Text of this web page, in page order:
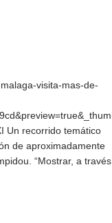
visita-mas-de-
Un recorrido temático
de aproximadamente
“Mostrar, a través